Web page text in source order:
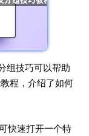
组技巧可以帮助
程，介绍了如何
快速打开一个特